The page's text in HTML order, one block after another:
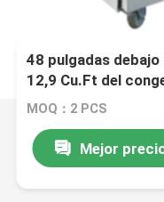
48 pulgadas
12,9 Cu.Ft del
MOQ：2 PCS
Mejor